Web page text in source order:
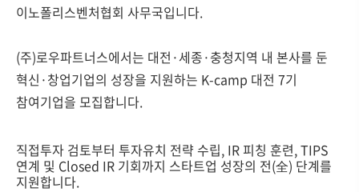
이노폴리스벤처협회 사무국입니다.
(주)로우파트너스에서는 대전·세종·충청지역 내 본사를 둔
혁신·창업기업의 성장을 지원하는 K-camp 대전 7기
참여기업을 모집합니다.
직접투자 검토부터 투자유치 전략 수립, IR 피칭 훈련, TIPS
연계 및 Closed IR 기회까지 스타트업 성장의 전(全) 단계를
지원합니다.